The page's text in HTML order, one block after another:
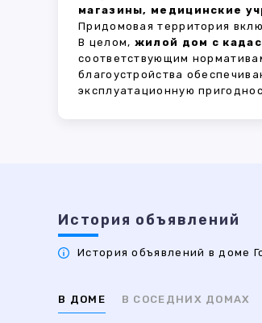
магазины, медицинские
Придомовая территория
В целом, жилой дом с
соответствующим
благоустройства
эксплуатационную
История объявлений
История объявлений в доме
В ДОМЕ В СОСЕДНИХ ДОМАХ